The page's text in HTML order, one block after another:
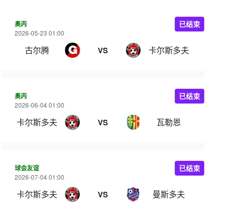
奥丙
2026-05-23 01:00
古尔腾 VS 卡尔斯多夫
已结束
奥丙
2026-06-04 01:00
卡尔斯多夫 VS 瓦勒恩
已结束
球会友谊
2026-07-04 01:00
卡尔斯多夫 VS 曼斯多夫
已结束